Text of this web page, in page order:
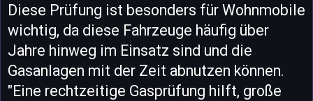
Diese Prüfung ist besonders für Wohnmobile
wichtig, da diese Fahrzeuge häufig über
Jahre hinweg im Einsatz sind und die
Gasanlagen mit der Zeit abnutzen können.
"Eine rechtzeitige Gasprüfung hilft, große